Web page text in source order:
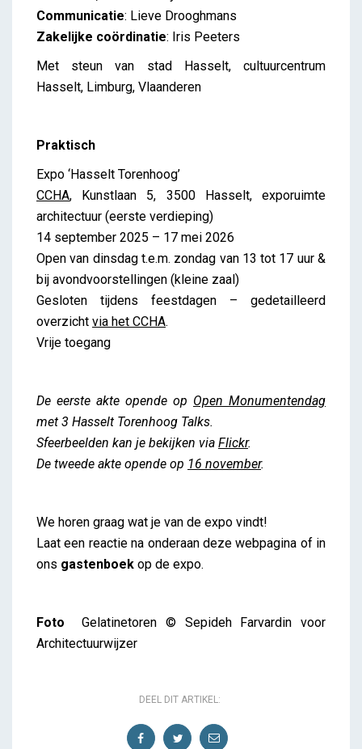
Communicatie: Lieve Drooghmans
Zakelijke coördinatie: Iris Peeters
Met steun van stad Hasselt, cultuurcentrum
Hasselt, Limburg, Vlaanderen
Praktisch
Expo ‘Hasselt Torenhoog’
CCHA, Kunstlaan 5, 3500 Hasselt, exporuimte
architectuur (eerste verdieping)
14 september 2025 – 17 mei 2026
Open van dinsdag t.e.m. zondag van 13 tot 17 uur &
bij avondvoorstellingen (kleine zaal)
Gesloten tijdens feestdagen – gedetailleerd
overzicht via het CCHA.
Vrije toegang
De eerste akte opende op Open Monumentendag
met 3 Hasselt Torenhoog Talks.
Sfeerbeelden kan je bekijken via Flickr.
De tweede akte opende op 16 november.
We horen graag wat je van de expo vindt!
Laat een reactie na onderaan deze webpagina of in
ons gastenboek op de expo.
Foto Gelatinetoren © Sepideh Farvardin voor
Architectuurwijzer
DEEL DIT ARTIKEL: